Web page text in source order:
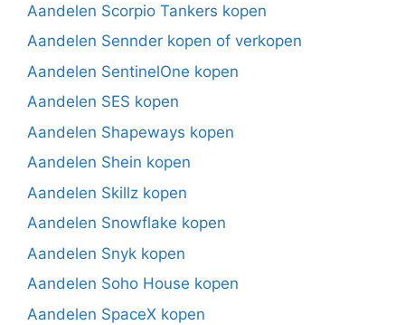
Aandelen Scorpio Tankers kopen
Aandelen Sennder kopen of verkopen
Aandelen SentinelOne kopen
Aandelen SES kopen
Aandelen Shapeways kopen
Aandelen Shein kopen
Aandelen Skillz kopen
Aandelen Snowflake kopen
Aandelen Snyk kopen
Aandelen Soho House kopen
Aandelen SpaceX kopen